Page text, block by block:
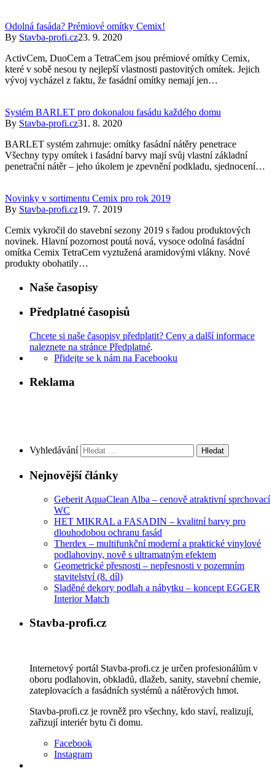
Odolná fasáda? Prémiové omítky Cemix!
By Stavba-profi.cz23. 9. 2020
ActivCem, DuoCem a TetraCem jsou prémiové omítky Cemix,
které v sobě nesou ty nejlepší vlastnosti pastovitých omítek. Jejich
vývoj vycházel z faktu, že fasádní omítky nemají jen…
Systém BARLET pro dokonalou fasádu každého domu
By Stavba-profi.cz31. 8. 2020
BARLET systém zahrnuje: omítky fasádní nátěry penetrace
Všechny typy omítek i fasádní barvy mají svůj vlastní základní
penetrační nátěr – jeho úkolem je zpevnění podkladu, sjednocení…
Novinky v sortimentu Cemix pro rok 2019
By Stavba-profi.cz19. 7. 2019
Cemix vykročil do stavební sezony 2019 s řadou produktových
novinek. Hlavní pozornost poutá nová, vysoce odolná fasádní
omítka Cemix TetraCem vyztužená aramidovými vlákny. Nové
produkty obohatily…
Naše časopisy
Předplatné časopisů
Chcete si naše časopisy předplatit? Ceny a další informace
naleznete na stránce Předplatné.
Přidejte se k nám na Facebooku
Reklama
Vyhledávání
Nejnovější články
Geberit AquaClean Alba – cenově atraktivní sprchovací
WC
HET MIKRAL a FASADIN – kvalitní barvy pro
dlouhodobou ochranu fasád
Therdex – multifunkční moderní a praktické vinylové
podlahoviny, nově s ultramatným efektem
Geometrické přesnosti – nepřesnosti v pozemním
stavitelství (8. díl)
Sladěné dekory podlah a nábytku – koncept EGGER
Interior Match
Stavba-profi.cz
Internetový portál Stavba-profi.cz je určen profesionálům v
oboru podlahovin, obkladů, dlažeb, sanity, stavební chemie,
zateplovacích a fasádních systémů a nátěrových hmot.
Stavba-profi.cz je rovněž pro všechny, kdo staví, realizují,
zařizují interiér bytu či domu.
Facebook
Instagram